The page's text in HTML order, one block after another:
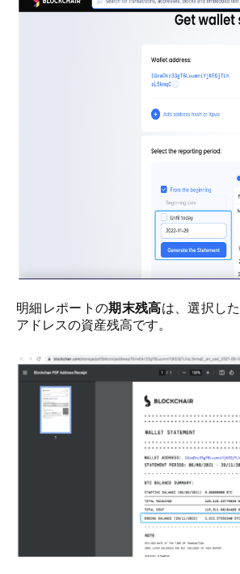
明細レポートの期末残高は、選択し
アドレスの資産残高です。